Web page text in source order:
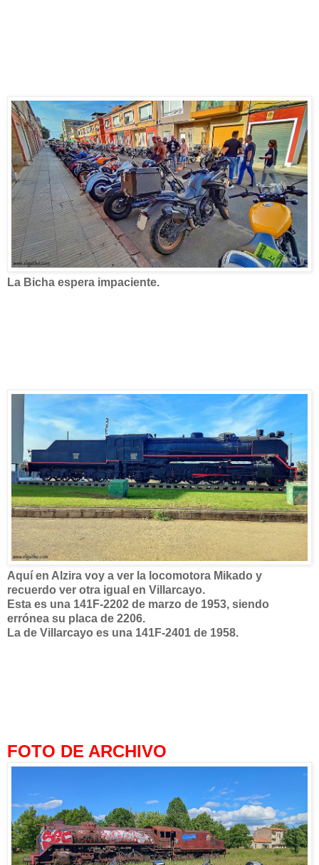
La Bicha espera impaciente.
Aquí en Alzira voy a ver la locomotora Mikado y
recuerdo ver otra igual en Villarcayo.
Esta es una 141F-2202 de marzo de 1953, siendo
errónea su placa de 2206.
La de Villarcayo es una 141F-2401 de 1958.
FOTO DE ARCHIVO